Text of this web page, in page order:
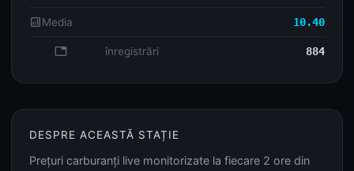
analyticsMedia 10.40
database înregistrări 884
DESPRE ACEASTĂ STAȚIE
Prețuri carburanți live monitorizate la fiecare 2 ore din